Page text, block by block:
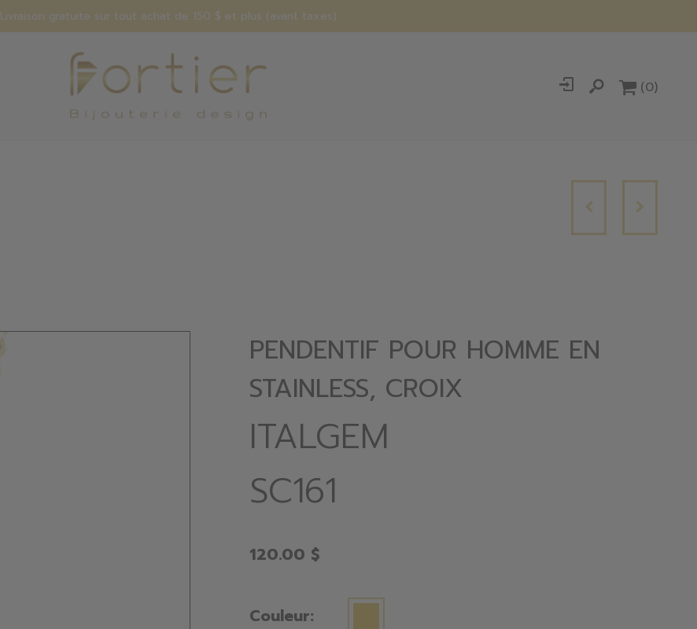
Livraison gratuite sur tout achat de 150 $ et plus (avant taxes)
(0)
PENDENTIF POUR HOMME EN
STAINLESS, CROIX
ITALGEM
SC161
120.00 $
Couleur: